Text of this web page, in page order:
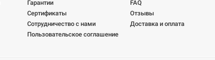
Гарантии FAQ
Сертификаты Отзывы
Сотрудничество с нами Доставка и оплата
Пользовательское соглашение